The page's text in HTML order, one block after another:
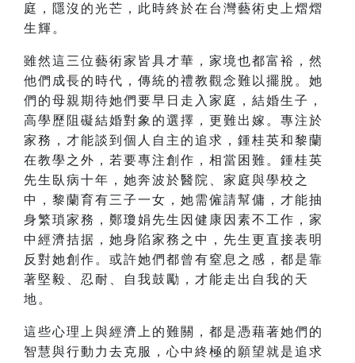
庭，隱沒的光芒，此時終於在台灣藝術史上熠熠
生輝。
雖然這三位藝術家皆具才華，家境也都富裕，然
他們成長的時代，傳統的禮教觀念難以擺脫。她
們的母親期待她們要早日走入家庭，結婚生子，
高學歷阻礙結婚對象的選擇，更難出嫁。專注於
家務，才能談到個人自主的追求，鍾桂英和黎蘭
在教學之外，若要專注創作，相當困難。鍾桂英
先生臥病十年，她奔波於醫院、家庭與學校之
中，黎蘭育有三子一女，她需僱請幫傭，才能抽
身繁瑣家務，鄭瓊娟先生因健康因素不工作，家
中經濟拮据，她身陷家務之中，先生更直接表明
反對她創作。或許她們都曾有窒息之感，都是靠
著堅毅、忍耐、自我鼓勵，才能走出自我的天
地。
這些心理上與經濟上的難關，都是憑藉著她們的
智慧與行動力去克服，心中終極的願望就是追求